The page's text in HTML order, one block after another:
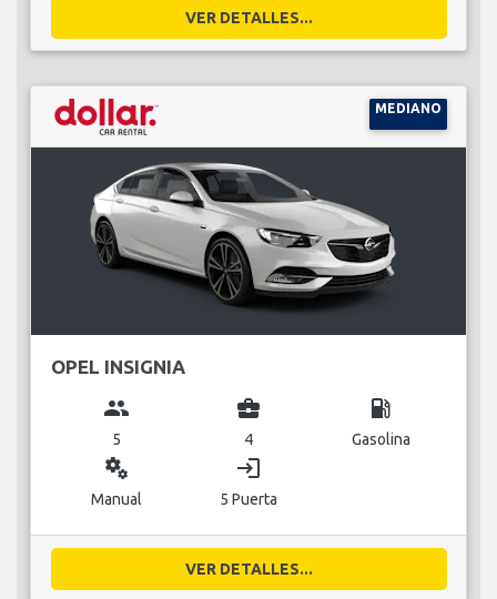
VER DETALLES...
MEDIANO
OPEL INSIGNIA
group
5
business_center
4
local_gas_station
Gasolina
miscellaneous_services
Manual
login
5 Puerta
VER DETALLES...